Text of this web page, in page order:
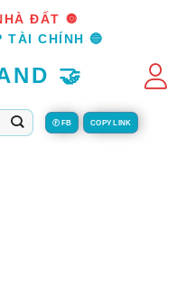
ĐẤT 🔘
TÀI CHÍNH 🔵
🤝
Ⓕ FB COPY LINK